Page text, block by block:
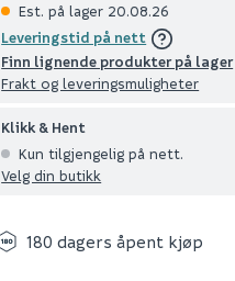
Est. på lager 20.08.26
Leveringstid på nett
Finn lignende produkter på lager
Frakt og leveringsmuligheter
Klikk & Hent
Kun tilgjengelig på nett.
Velg din butikk
180 dagers åpent kjøp